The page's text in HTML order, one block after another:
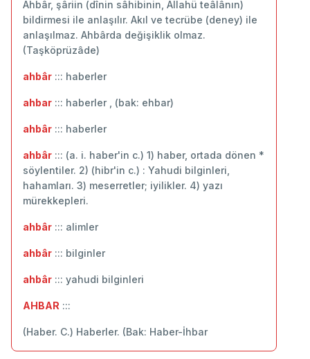
Ahbâr, şâriin (dînin sâhibinin, Allahü teâlânın)
bildirmesi ile anlaşılır. Akıl ve tecrübe (deney) ile
anlaşılmaz. Ahbârda değişiklik olmaz.
(Taşköprüzâde)
ahbâr ::: haberler
ahbar ::: haberler , (bak: ehbar)
ahbâr ::: ‬haberler
ahbâr ::: (a. i. haber'in c.) 1) haber, ortada dönen *
söylentiler. 2) (hibr'in c.) : Yahudi bilginleri,
hahamları. 3) meserretler; iyilikler. 4) yazı
mürekkepleri.
ahbâr ::: alimler
ahbâr ::: bilginler
ahbâr ::: yahudi bilginleri
AHBAR :::
(Haber. C.) Haberler. (Bak: Haber-İhbar